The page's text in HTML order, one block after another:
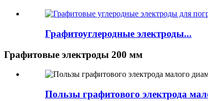
Графитоуглеродные электроды...
Графитовые электроды 200 мм
Пользы графитового электрода